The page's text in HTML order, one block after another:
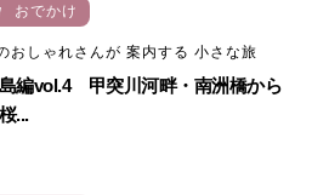
おでかけ
おしゃれさんが 案内する 小さな旅
編vol.4 甲突川河畔・南洲橋から
...